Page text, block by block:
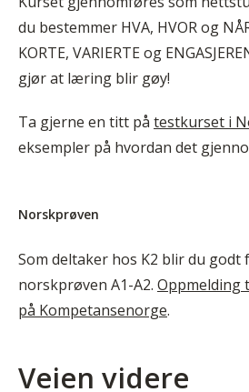
du bestemmer HVA, HVOR og
KORTE, VARIERTE og
gjør at læring blir gøy!
Ta gjerne en titt på testkurset i
eksempler på hvordan det
Norskprøven
Som deltaker hos K2 blir du
norskprøven A1-A2. Oppmelding
på Kompetansenorge.
Veien videre